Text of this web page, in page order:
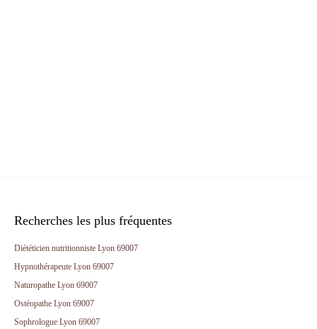
Recherches les plus fréquentes
Diététicien nutritionniste Lyon 69007
Hypnothérapeute Lyon 69007
Naturopathe Lyon 69007
Ostéopathe Lyon 69007
Sophrologue Lyon 69007